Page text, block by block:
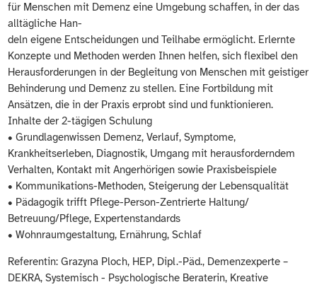
für Menschen mit Demenz eine Umgebung schaffen, in der das
alltägliche Han-
deln eigene Entscheidungen und Teilhabe ermöglicht. Erlernte
Konzepte und Methoden werden Ihnen helfen, sich flexibel den
Herausforderungen in der Begleitung von Menschen mit geistiger
Behinderung und Demenz zu stellen. Eine Fortbildung mit
Ansätzen, die in der Praxis erprobt sind und funktionieren.
Inhalte der 2-tägigen Schulung
• Grundlagenwissen Demenz, Verlauf, Symptome,
Krankheitserleben, Diagnostik, Umgang mit herausforderndem
Verhalten, Kontakt mit Angerhörigen sowie Praxisbeispiele
• Kommunikations-Methoden, Steigerung der Lebensqualität
• Pädagogik trifft Pflege-Person-Zentrierte Haltung/
Betreuung/Pflege, Expertenstandards
• Wohnraumgestaltung, Ernährung, Schlaf
Referentin: Grazyna Ploch, HEP, Dipl.-Päd., Demenzexperte –
DEKRA, Systemisch - Psychologische Beraterin, Kreative